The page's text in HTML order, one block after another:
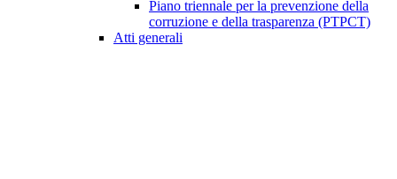
Piano triennale per la prevenzione della
corruzione e della trasparenza (PTPCT)
Atti generali